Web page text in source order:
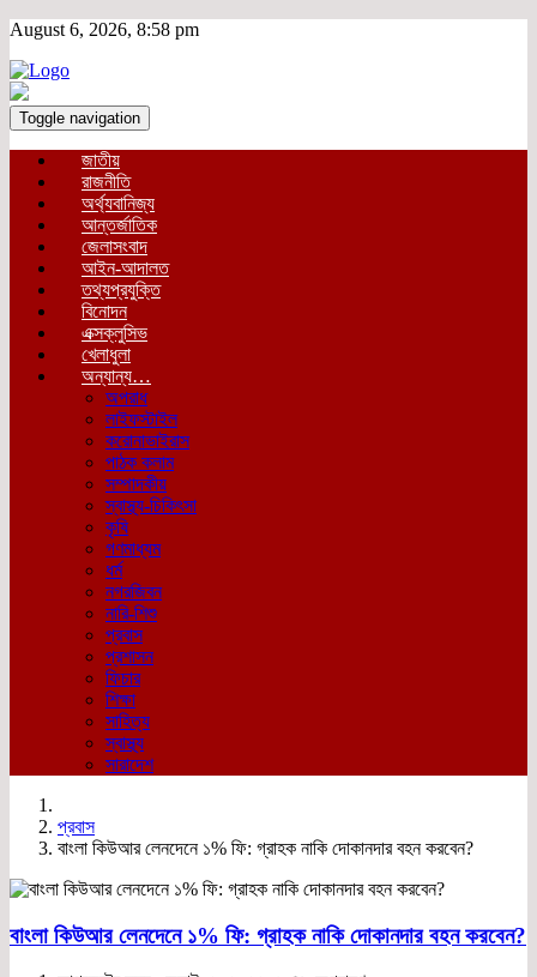
August 6, 2026, 8:58 pm
Toggle navigation
জাতীয়
রাজনীতি
অর্থ্যবানিজ্য
আন্তর্জাতিক
জেলাসংবাদ
আইন-আদালত
তথ্যপ্রযুক্তি
বিনোদন
এক্সক্লুসিভ
খেলাধুলা
অন্যান্য…
অপরাধ
লাইফস্টাইল
করোনাভাইরাস
পাঠক কলাম
সম্পাদকীয়
স্বাস্থ্য-চিকিৎসা
কৃষি
গণমাধ্যম
ধর্ম
নগরজিবন
নারি-শিশু
প্রবাস
প্রশাসন
ফিচার
শিক্ষা
সাহিত্য
স্বাস্থ্য
সারাদেশ
প্রবাস
বাংলা কিউআর লেনদেনে ১% ফি: গ্রাহক নাকি দোকানদার বহন করবেন?
বাংলা কিউআর লেনদেনে ১% ফি: গ্রাহক নাকি দোকানদার বহন করবেন?